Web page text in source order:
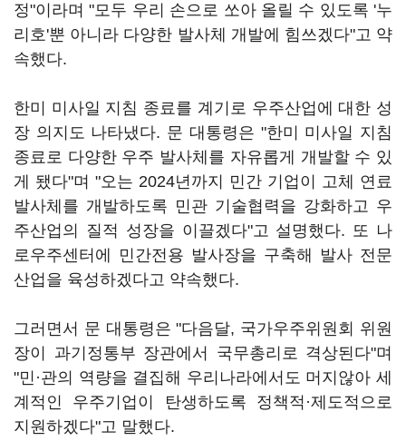
정"이라며 "모두 우리 손으로 쏘아 올릴 수 있도록 '누
리호'뿐 아니라 다양한 발사체 개발에 힘쓰겠다"고 약
속했다.
한미 미사일 지침 종료를 계기로 우주산업에 대한 성
장 의지도 나타냈다. 문 대통령은 "한미 미사일 지침
종료로 다양한 우주 발사체를 자유롭게 개발할 수 있
게 됐다"며 "오는 2024년까지 민간 기업이 고체 연료
발사체를 개발하도록 민관 기술협력을 강화하고 우
주산업의 질적 성장을 이끌겠다"고 설명했다. 또 나
로우주센터에 민간전용 발사장을 구축해 발사 전문
산업을 육성하겠다고 약속했다.
그러면서 문 대통령은 "다음달, 국가우주위원회 위원
장이 과기정통부 장관에서 국무총리로 격상된다"며
"민·관의 역량을 결집해 우리나라에서도 머지않아 세
계적인 우주기업이 탄생하도록 정책적·제도적으로
지원하겠다"고 말했다.